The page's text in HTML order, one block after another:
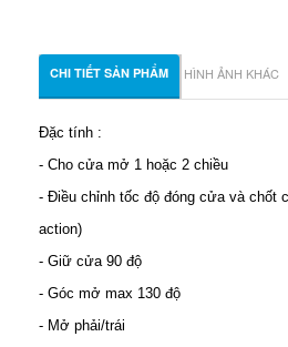
CHI TIẾT SẢN PHẨM HÌNH ẢNH KHÁC
Đặc tính :
- Cho cửa mở 1 hoặc 2 chiều
- Điều chỉnh tốc độ đóng cửa và chốt
action)
- Giữ cửa 90 độ
- Góc mở max 130 độ
- Mở phải/trái